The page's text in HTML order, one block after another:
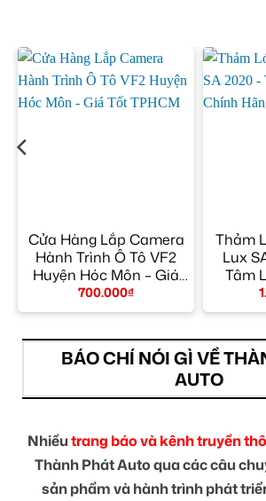
Cửa Hàng Lắp Camera
Hành Trình Ô Tô VF2
Huyện Hóc Môn – Giá
Tốt TPHCM
700.000₫
Thảm
Lux
Tâm
BÁO CHÍ NÓI GÌ VỀ
AUTO
Nhiềutrang báo và kênh truyền
Thành Phát Auto qua các câu
sản phẩm và hành trình phát